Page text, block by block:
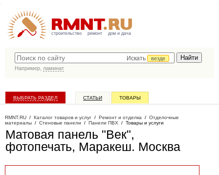
строительство ремонт дом и дача
Искать
везде
Например, ламинат
ВЫБРАТЬ РАЗДЕЛ СТАТЬИ ТОВАРЫ
RMNT.RU / Каталог товаров и услуг / Ремонт и отделка / Отделочные
материалы / Стеновые панели / Панели ПВХ / Товары и услуги
Матовая панель "Век",
фотопечать, Маракеш. Москва